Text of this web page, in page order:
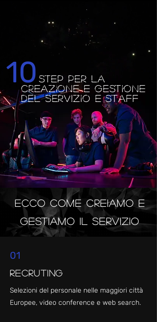
10 step per la
cREAZIONE e gestiONE
DEL SErvizio E STAFF
ECCO Come creiamo e
gestiamo il Servizio
01
Recruting
Selezioni del personale nelle maggiori città
Europee, video conference e web search.